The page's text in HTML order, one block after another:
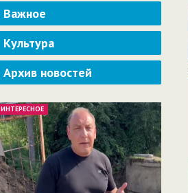
Важное
Культура
Архив новостей
ИНТЕРЕСНОЕ